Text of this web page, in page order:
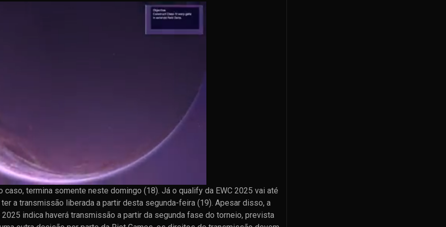
termina somente neste domingo (18). Já o qualify da EWC 2025 vai até
a transmissão liberada a partir desta segunda-feira (19). Apesar disso, a
indica haverá transmissão a partir da segunda fase do torneio, prevista